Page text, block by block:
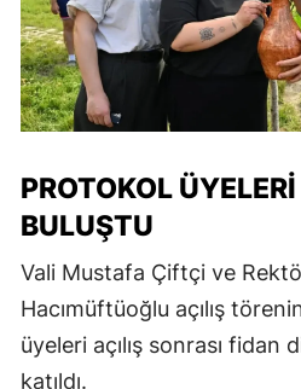
PROTOKOL
BULUŞTU
Vali Mustafa Çiftçi ve
Hacımüftüoğlu açılış
üyeleri açılış sonrası fidan
katıldı.